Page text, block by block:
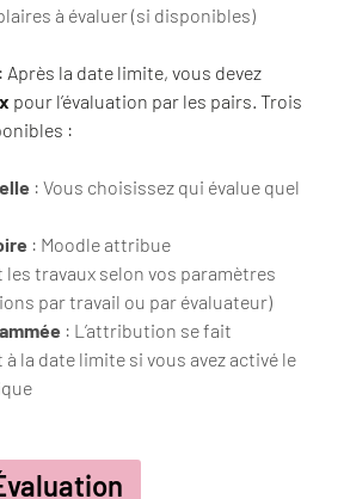
à évaluer (si disponibles)
: Après la date limite, vous devez
pour l’évaluation par les pairs. Trois
:
: Vous choisissez qui évalue quel
: Moodle attribue
travaux selon vos paramètres
par travail ou par évaluateur)
: L’attribution se fait
la date limite si vous avez activé le